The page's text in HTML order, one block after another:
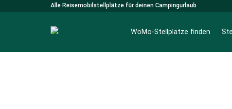
Alle Reisemobilstellplätze für deinen Campingurlaub
WoMo-Stellplätze finden